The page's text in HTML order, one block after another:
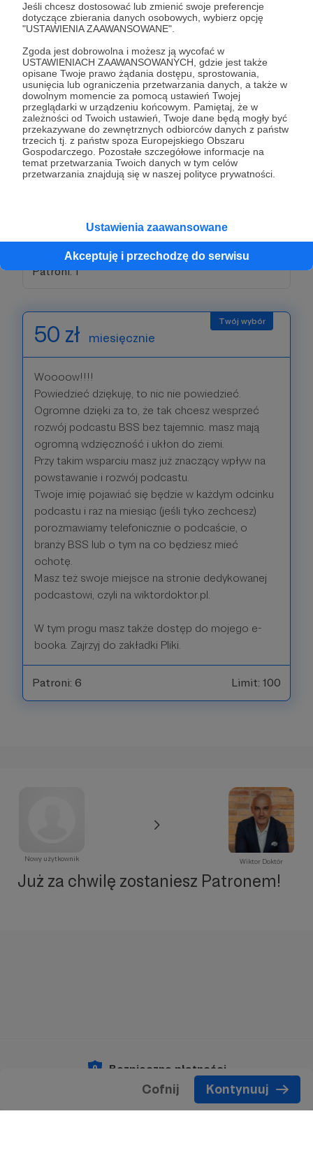
Jeśli chcesz dostosować lub zmienić swoje preferencje
dotyczące zbierania danych osobowych, wybierz opcję
"USTAWIENIA ZAAWANSOWANE".
Zgoda jest dobrowolna i możesz ją wycofać w
USTAWIENIACH ZAAWANSOWANYCH, gdzie jest także
opisane Twoje prawo żądania dostępu, sprostowania,
usunięcia lub ograniczenia przetwarzania danych, a także w
dowolnym momencie za pomocą ustawień Twojej
przeglądarki w urządzeniu końcowym. Pamiętaj, że w
zależności od Twoich ustawień, Twoje dane będą mogły być
przekazywane do zewnętrznych odbiorców danych z państw
trzecich tj. z państw spoza Europejskiego Obszaru
Gospodarczego. Pozostałe szczegółowe informacje na
temat przetwarzania Twoich danych w tym celów
przetwarzania znajdują się w naszej polityce prywatności.
Ustawienia zaawansowane
Akceptuję i przechodzę do serwisu
39 zł miesięcznie
Jeśli interesują Ciebie wystąpienia publiczne lub
po prostu poszukujesz inspiracji jak dobrze czuć
się na scenie, to ten próg wsparcia na Patronite
jest właśnie dla Ciebie.
To Ty decydujesz na jak długo chcesz zostać
moim Patronem, ale wybierając ten konkretny
próg wsparcia, nawet jednorazowo, otrzymujesz
dostęp do tego e-booka.
Patroni: 1
50 zł miesięcznie
Woooow!!!!
Powiedzieć dziękuję, to nic nie powiedzieć.
Ogromne dzięki za to, że tak chcesz wesprzeć
rozwój podcastu BSS bez tajemnic. masz mają
ogromną wdzięczność i ukłon do ziemi.
Przy takim wsparciu masz już znaczący wpływ na
powstawanie i rozwój podcastu.
Twoje imię pojawiać się będzie w każdym odcinku
podcastu i raz na miesiąc (jeśli tyko zechcesz)
porozmawiamy telefonicznie o podcaście, o
branży BSS lub o tym na co będziesz mieć
ochotę.
Masz też swoje miejsce na stronie dedykowanej
podcastowi, czyli na wiktordoktor.pl.
W tym progu masz także dostęp do mojego e-
booka. Zajrzyj do zakładki Pliki.
Patroni: 6 Limit: 100
Cofnij Kontynuuj
Nowy użytkownik Wiktor Doktór
Już za chwilę zostaniesz Patronem!
Bezpieczne płatności